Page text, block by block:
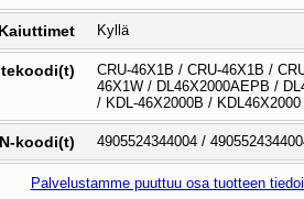
Kaiuttimet Kyllä
CRU-46X1B / CRU-46X1B /
46X1W / DL46X2000AEPB /
/ KDL-46X2000B /
koodi(t) 4905524344004 /
Palvelustamme puuttuu osa tuotteen